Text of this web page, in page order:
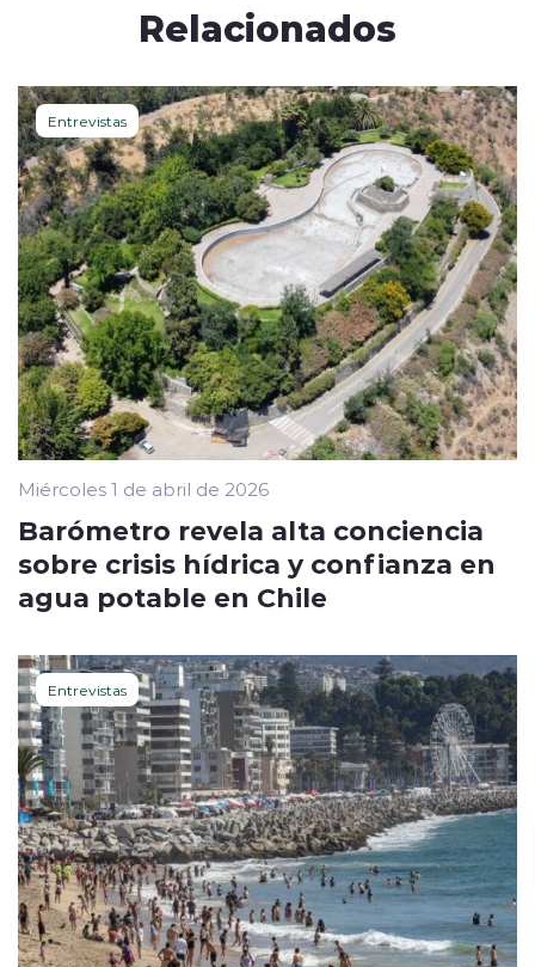
Relacionados
Entrevistas
Miércoles 1 de abril de 2026
Barómetro revela alta conciencia
sobre crisis hídrica y confianza en
agua potable en Chile
Entrevistas